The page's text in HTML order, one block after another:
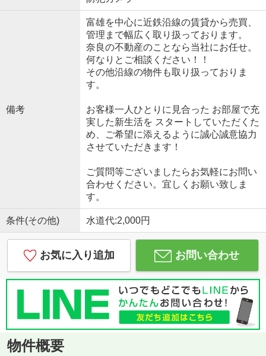
備考
富雄を中心に近鉄沿線の賃貸から売買、
管理まで幅広く取り扱っております。
奈良の不動産のことなら当社にお任せ。
何なりとご相談ください！！
その他沿線の物件も取り扱っておりま
す。
お客様一人ひとりに見合った お部屋で充
実した新生活を スタートしていただくた
め、ご希望に添えるように誠心誠意協力
させていただきます！
ご質問等ございましたらお気軽にお問い
合わせください。宜しくお願い致しま
す。
条件(その他) 水道代:2,000円
お気に入り追加 お問い合わせ
物件概要